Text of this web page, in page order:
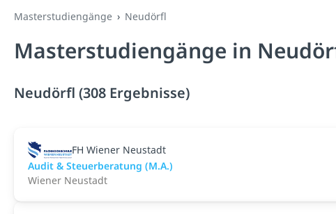
Masterstudiengänge Neudörfl
Masterstudiengänge in
Neudörfl (308 Ergebnisse)
FH Wiener Neustadt
Audit & Steuerberatung (M.A.)
Wiener Neustadt